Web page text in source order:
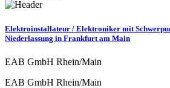
Elektroinstallateur / Elektroniker mit
Niederlassung in Frankfurt am Main
EAB GmbH Rhein/Main
EAB GmbH Rhein/Main